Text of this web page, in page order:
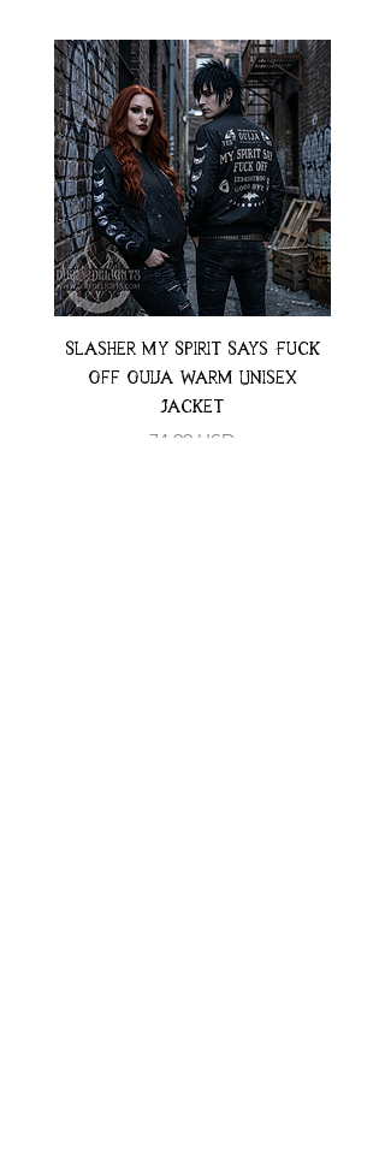
Slasher My Spirit Says Fuck
Off Ouija Warm Unisex
Jacket
Preț
74,99 USD